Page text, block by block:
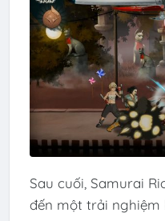
Sau cuối, Samurai
đến một trải nghiệm